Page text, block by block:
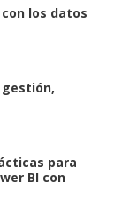
los datos
gestión,
para
BI con